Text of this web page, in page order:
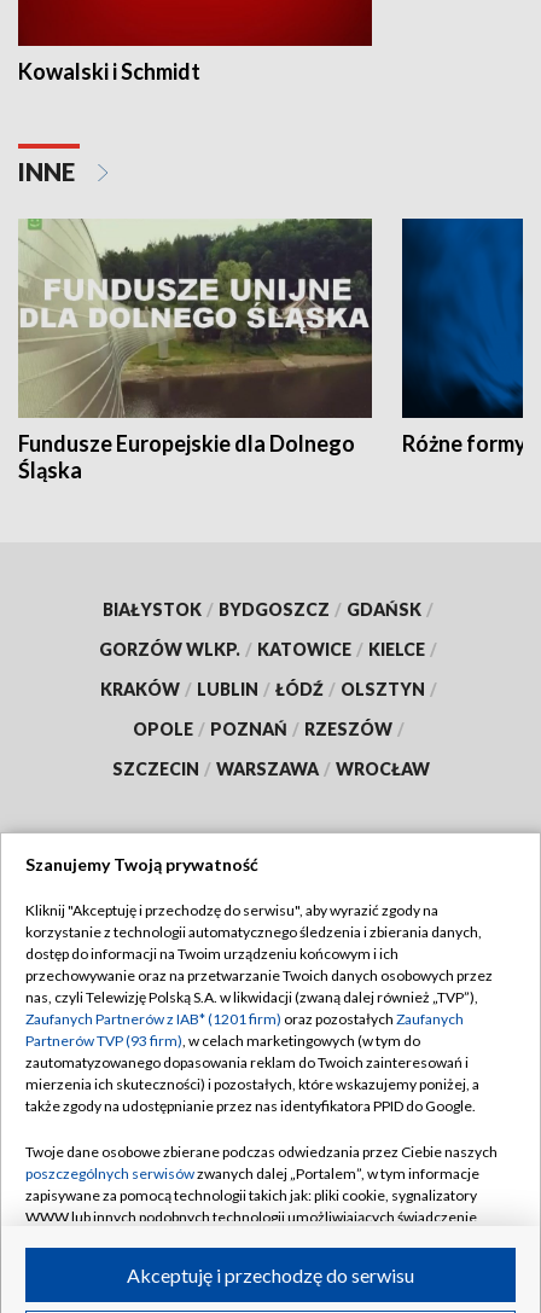
Kowalski i Schmidt
INNE
Fundusze Europejskie dla Dolnego
Śląska
Różne formy
BIAŁYSTOK / BYDGOSZCZ / GDAŃSK /
GORZÓW WLKP. / KATOWICE / KIELCE /
KRAKÓW / LUBLIN / ŁÓDŹ / OLSZTYN /
OPOLE / POZNAŃ / RZESZÓW /
SZCZECIN / WARSZAWA / WROCŁAW
TVP
Abonament TVP
Emisja w TVP
Centrum informacji TVP
Naziemna Telewizja Cyfrowa
Rada Programowa
System NOS
Informacje o nadawcy
Program dla prasy
Regulamin TVP
Polityka prywatności
Moje zgody
Pomoc
Kontakt
Kanały
Szanujemy Twoją prywatność
Kliknij "Akceptuję i przechodzę do serwisu", aby wyrazić zgody na
korzystanie z technologii automatycznego śledzenia i zbierania danych,
dostęp do informacji na Twoim urządzeniu końcowym i ich
przechowywanie oraz na przetwarzanie Twoich danych osobowych przez
nas, czyli Telewizję Polską S.A. w likwidacji (zwaną dalej również „TVP”),
Zaufanych Partnerów z IAB* (1201 firm) oraz pozostałych Zaufanych
Partnerów TVP (93 firm), w celach marketingowych (w tym do
zautomatyzowanego dopasowania reklam do Twoich zainteresowań i
mierzenia ich skuteczności) i pozostałych, które wskazujemy poniżej, a
także zgody na udostępnianie przez nas identyfikatora PPID do Google.
Twoje dane osobowe zbierane podczas odwiedzania przez Ciebie naszych
poszczególnych serwisówzwanych dalej „Portalem”, w tym informacje
zapisywane za pomocą technologii takich jak: pliki cookie, sygnalizatory
WWW lub innych podobnych technologii umożliwiających świadczenie
ruchu w Internecie.Akceptuję i przechodzę do serwisu